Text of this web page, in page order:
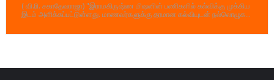
( வி.ரி. சகாதேவராஜா) "இராமகிருஷ்ண மிஷனின் பணிகளில் கல்விக்கு முக்கிய
இடம் அளிக்கப்பட்டுள்ளது. மாணவர்களுக்கு தரமான கல்வியுடன் நல்லொழுக...